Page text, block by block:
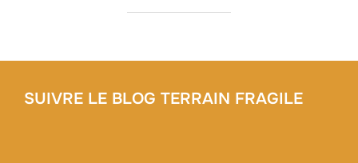
SUIVRE LE BLOG TERRAIN FRAGILE